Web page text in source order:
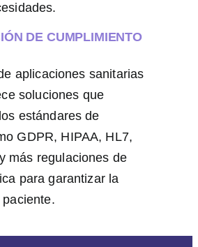
DE CUMPLIMIENTO
aplicaciones sanitarias
soluciones que
estándares de
GDPR, HIPAA, HL7,
más regulaciones de
para garantizar la